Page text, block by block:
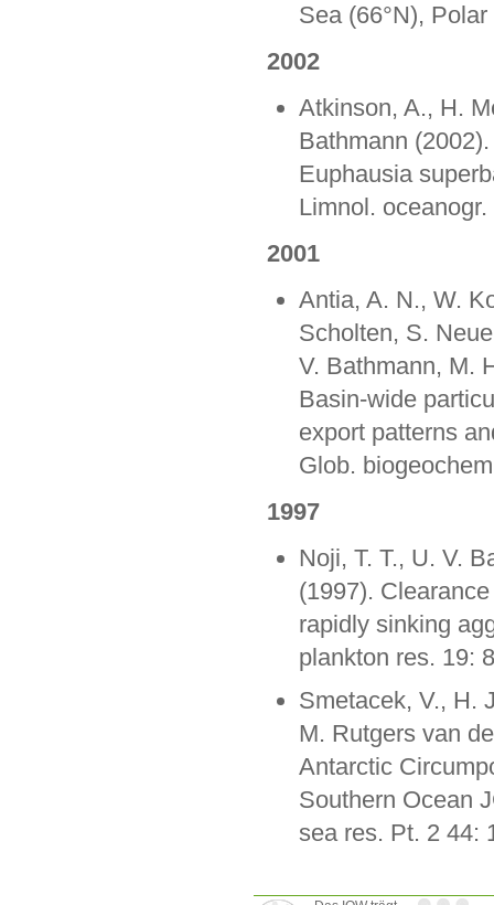
Sea (66°N),
2002
Atkinson, A., H.
Bathmann
Euphausia
Limnol.
2001
Antia, A. N., W.
Scholten, S.
V. Bathmann, M.
Basin-wide
export patterns
Glob.
1997
Noji, T. T., U. V.
(1997).
rapidly sinking
plankton res. 19:
Smetacek, V., H.
M. Rutgers van
Antarctic
Southern Ocean
sea res. Pt. 2 44: